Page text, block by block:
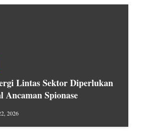
Lintas Sektor Diperlukan
Spionase
2026